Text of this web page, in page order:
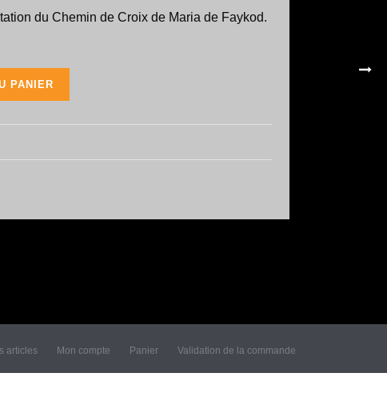
du Chemin de Croix de Maria de Faykod.
PANIER
articles Mon compte Panier Validation de la commande